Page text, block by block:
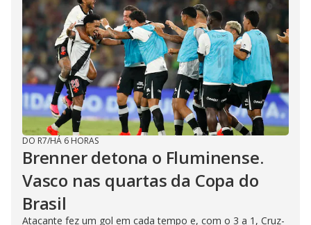
DO R7/HÁ 6 HORAS
Brenner detona o Fluminense.
Vasco nas quartas da Copa do
Brasil
Atacante fez um gol em cada tempo e, com o 3 a 1, Cruz-